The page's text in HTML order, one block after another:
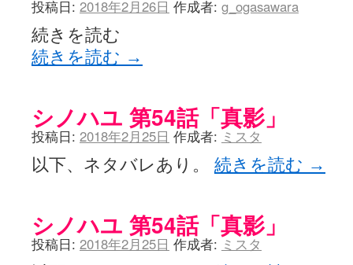
投稿日: 2018年2月26日 作成者: g_ogasawara
続きを読む
続きを読む →
シノハユ 第54話「真影」
投稿日: 2018年2月25日 作成者: ミスタ
以下、ネタバレあり。 続きを読む →
シノハユ 第54話「真影」
投稿日: 2018年2月25日 作成者: ミスタ